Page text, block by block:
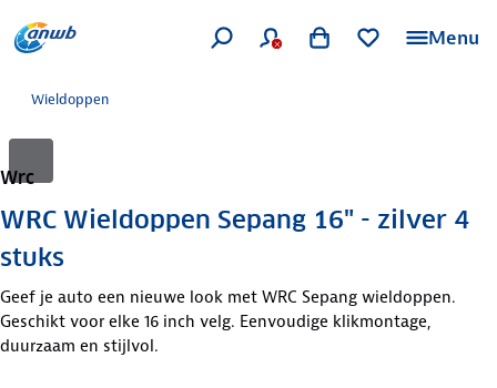
Menu
Wieldoppen
Wrc
WRC Wieldoppen Sepang 16" - zilver 4
stuks
Geef je auto een nieuwe look met WRC Sepang wieldoppen.
Geschikt voor elke 16 inch velg. Eenvoudige klikmontage,
duurzaam en stijlvol.